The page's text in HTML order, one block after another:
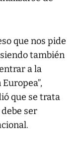
que nos pide
también
a la
que se trata
ser